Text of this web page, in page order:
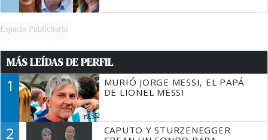
Espacio Publicitario
MÁS LEÍDAS DE PERFIL
1
MURIÓ JORGE MESSI, EL PAPÁ
DE LIONEL MESSI
2
CAPUTO Y STURZENEGGER